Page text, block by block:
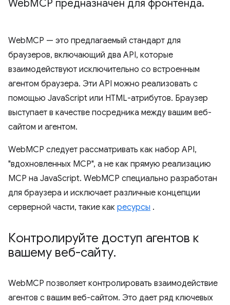
WebMCP предназначен для фронтенда.
WebMCP — это предлагаемый стандарт для
браузеров, включающий два API, которые
взаимодействуют исключительно со встроенным
агентом браузера. Эти API можно реализовать с
помощью JavaScript или HTML-атрибутов. Браузер
выступает в качестве посредника между вашим веб-
сайтом и агентом.
WebMCP следует рассматривать как набор API,
"вдохновленных MCP", а не как прямую реализацию
MCP на JavaScript. WebMCP специально разработан
для браузера и исключает различные концепции
серверной части, такие как ресурсы .
Контролируйте доступ агентов к
вашему веб-сайту.
WebMCP позволяет контролировать взаимодействие
агентов с вашим веб-сайтом. Это дает ряд ключевых